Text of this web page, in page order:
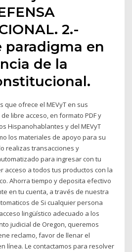
2.-
paradigma en
de la
que ofrece el MEVyT en sus
libre acceso, en formato PDF y
Hispanohablantes y del MEVyT
los materiales de apoyo para su
realizas transacciones y
para ingresar con tu
acceso a todos tus productos con la
Ahorra tiempo y deposita efectivo
en tu cuenta, a través de nuestra
de Si cualquier persona
lingüístico adecuado a los
judicial de Oregon, queremos
reclamo, favor de llenar el
línea. Le contactamos para resolver